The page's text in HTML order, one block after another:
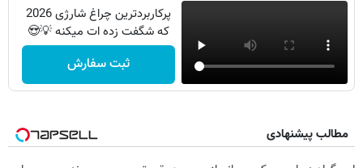
پرکاربردترین چراغ شارژی 2026
که شگفت زده ات میکنه 💡😍
ثبت سفارش
مطالب پیشنهادی